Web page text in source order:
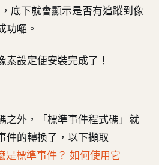
底下就會顯示是否有追蹤到像
功囉。
設定便安裝完成了！
之外，「標準事件程式碼」就
件的轉換了，以下擷取
是標準事件？ 如何使用它